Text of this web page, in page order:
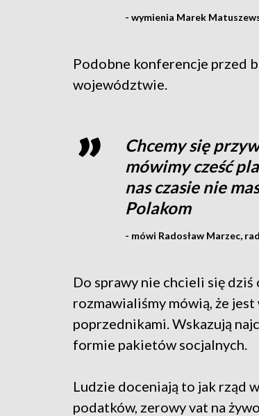
- wymienia Marek
Podobne konferencje przed
województwie.
Chcemy się
mówimy cześć
nas czasie nie
Polakom
- mówi Radosław Marzec,
Do sprawy nie chcieli się
rozmawialiśmy mówią, że
poprzednikami. Wskazują
formie pakietów socjalnych.
Ludzie doceniają to jak rząd
podatków, zerowy vat na